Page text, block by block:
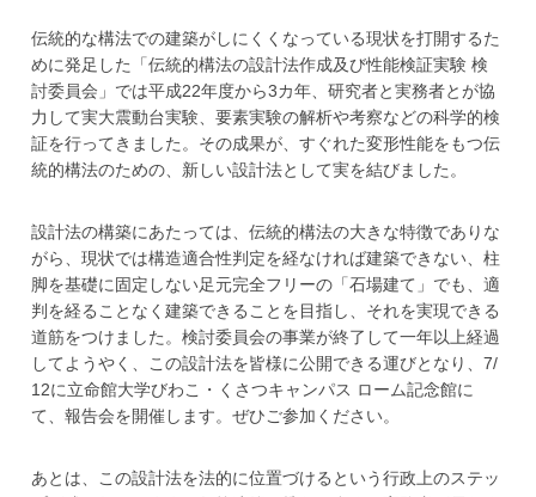
伝統的な構法での建築がしにくくなっている現状を打開するた
めに発足した「伝統的構法の設計法作成及び性能検証実験 検
討委員会」では平成22年度から3カ年、研究者と実務者とが協
力して実大震動台実験、要素実験の解析や考察などの科学的検
証を行ってきました。その成果が、すぐれた変形性能をもつ伝
統的構法のための、新しい設計法として実を結びました。
設計法の構築にあたっては、伝統的構法の大きな特徴でありな
がら、現状では構造適合性判定を経なければ建築できない、柱
脚を基礎に固定しない足元完全フリーの「石場建て」でも、適
判を経ることなく建築できることを目指し、それを実現できる
道筋をつけました。検討委員会の事業が終了して一年以上経過
してようやく、この設計法を皆様に公開できる運びとなり、7/
12に立命館大学びわこ・くさつキャンパス ローム記念館に
て、報告会を開催します。ぜひご参加ください。
あとは、この設計法を法的に位置づけるという行政上のステッ